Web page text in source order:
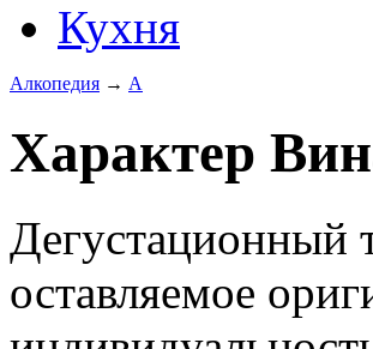
Кухня
Алкопедия → А
Характер
Дегустационный
оставляемое